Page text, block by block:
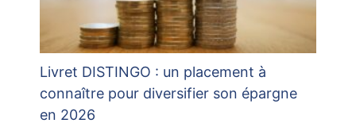
Livret DISTINGO : un placement à
connaître pour diversifier son épargne
en 2026